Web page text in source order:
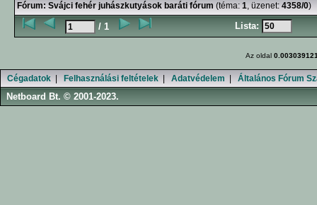
Fórum: Svájci fehér juhászkutyások baráti fórum (téma: 1, üzenet: 4358/0)
/ 1 Lista:
Az oldal
Cégadatok Felhasználási feltételek Adatvédelem Általános Fórum
Netboard Bt. © 2001-2023.